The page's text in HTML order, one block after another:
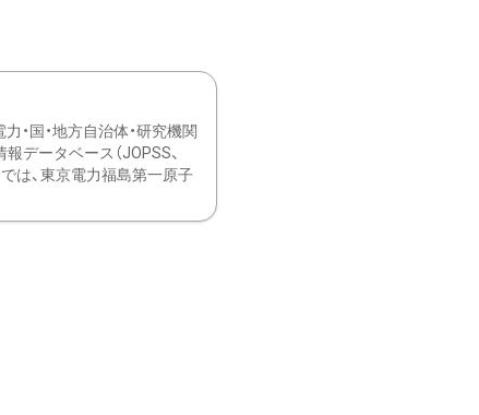
国・地方自治体・研究機関
データベース（JOPSS、
は、東京電力福島第一原子